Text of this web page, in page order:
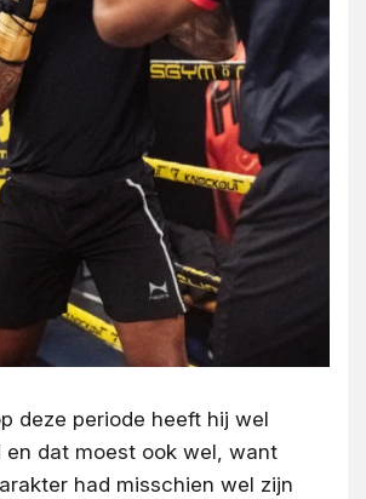
deze periode heeft hij wel
en dat moest ook wel, want
had misschien wel zijn